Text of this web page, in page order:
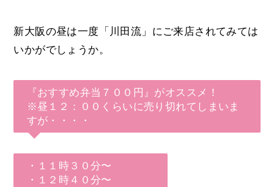
新大阪の昼は一度「川田流」にご来店されてみては
いかがでしょうか。
『おすすめ弁当７００円』がオススメ！
※昼１２：００くらいに売り切れてしまいま
すが・・・・
・１１時３０分〜
・１２時４０分〜